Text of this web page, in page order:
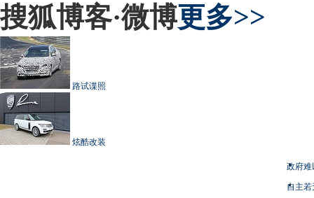
搜狐博客·微博更多>>
路试谍照
炫酷改装
政府难
自主